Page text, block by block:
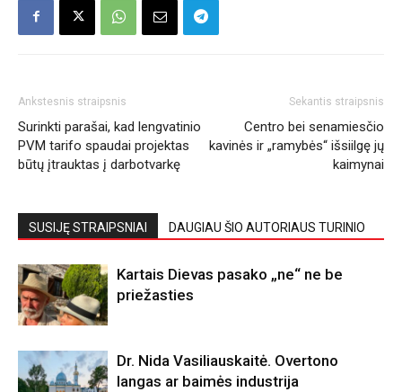
Ankstesnis straipsnis
Surinkti parašai, kad lengvatinio
PVM tarifo spaudai projektas
būtų įtrauktas į darbotvarkę
Sekantis straipsnis
Centro bei senamiesčio
kavinės ir „ramybės“ išsiilgę jų
kaimynai
SUSIJĘ STRAIPSNIAI DAUGIAU ŠIO AUTORIAUS TURINIO
Kartais Dievas pasako „ne“ ne be
priežasties
Dr. Nida Vasiliauskaitė. Overtono
langas ar baimės industrija